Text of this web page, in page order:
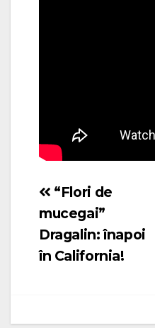
Navigare
în
articole
“Flori de
mucegai”
Dragalin: înapoi
în California!